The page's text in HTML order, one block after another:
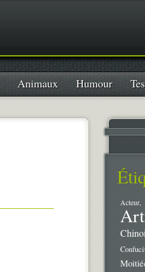
Animaux Humour
Acteur